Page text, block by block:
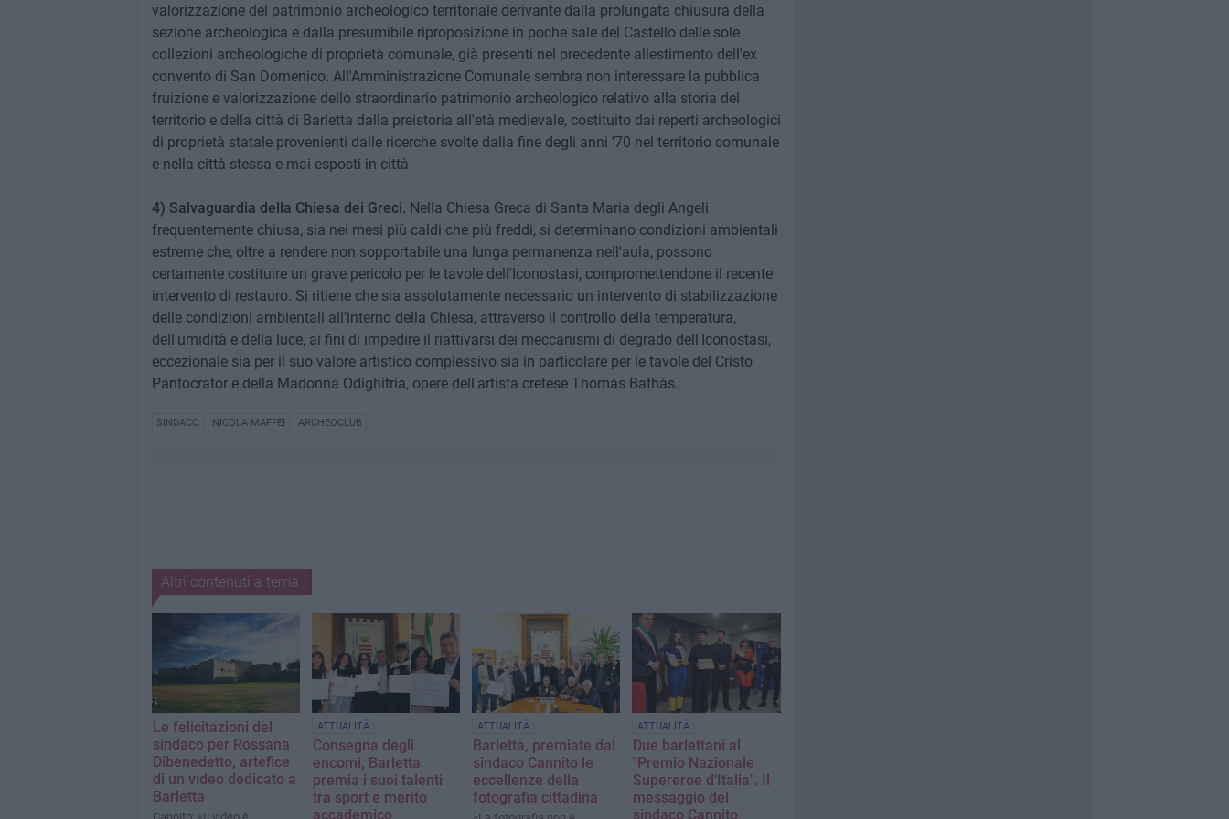
valorizzazione del patrimonio archeologico territoriale derivante dalla prolungata chiusura della
sezione archeologica e dalla presumibile riproposizione in poche sale del Castello delle sole
collezioni archeologiche di proprietà comunale, già presenti nel precedente allestimento dell'ex
convento di San Domenico. All'Amministrazione Comunale sembra non interessare la pubblica
fruizione e valorizzazione dello straordinario patrimonio archeologico relativo alla storia del
territorio e della città di Barletta dalla preistoria all'età medievale, costituito dai reperti archeologici
di proprietà statale provenienti dalle ricerche svolte dalla fine degli anni '70 nel territorio comunale
e nella città stessa e mai esposti in città.
4) Salvaguardia della Chiesa dei Greci. Nella Chiesa Greca di Santa Maria degli Angeli
frequentemente chiusa, sia nei mesi più caldi che più freddi, si determinano condizioni ambientali
estreme che, oltre a rendere non sopportabile una lunga permanenza nell'aula, possono
certamente costituire un grave pericolo per le tavole dell'Iconostasi, compromettendone il recente
intervento di restauro. Si ritiene che sia assolutamente necessario un intervento di stabilizzazione
delle condizioni ambientali all'interno della Chiesa, attraverso il controllo della temperatura,
dell'umidità e della luce, ai fini di impedire il riattivarsi dei meccanismi di degrado dell'Iconostasi,
eccezionale sia per il suo valore artistico complessivo sia in particolare per le tavole del Cristo
Pantocrator e della Madonna Odighitria, opere dell'artista cretese Thomàs Bathàs.
SINDACO NICOLA MAFFEI ARCHEOCLUB
Altri contenuti a tema
Le felicitazioni del
sindaco per Rossana
Dibenedetto, artefice
di un video dedicato a
Barletta
ATTUALITÀ
Consegna degli
encomi, Barletta
premia i suoi talenti
tra sport e merito
accademico
ATTUALITÀ
Barletta, premiate dal
sindaco Cannito le
eccellenze della
fotografia cittadina
ATTUALITÀ
Due barlettani al
"Premio Nazionale
Supereroe d'Italia". Il
messaggio del
sindaco Cannito